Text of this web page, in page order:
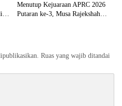
Menutup Kejuaraan APRC 2026
Putaran ke-3, Musa Rajekshah
Ruas yang wajib ditandai